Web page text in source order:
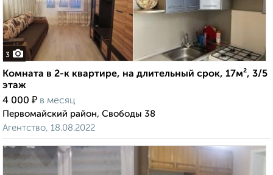
3
Комната в 2-к квартире, на длительный срок, 17м², 3/5
этаж
4 000 ₽ в месяц
Первомайский район, Свободы 38
Агентство, 18.08.2022